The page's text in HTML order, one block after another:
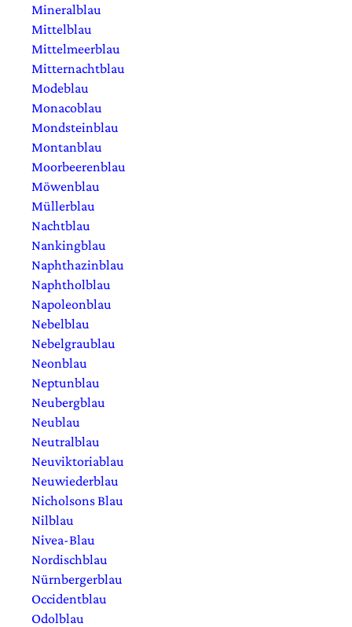
Mineralblau
Mittelblau
Mittelmeerblau
Mitternachtblau
Modeblau
Monacoblau
Mondsteinblau
Montanblau
Moorbeerenblau
Möwenblau
Müllerblau
Nachtblau
Nankingblau
Naphthazinblau
Naphtholblau
Napoleonblau
Nebelblau
Nebelgraublau
Neonblau
Neptunblau
Neubergblau
Neublau
Neutralblau
Neuviktoriablau
Neuwiederblau
Nicholsons Blau
Nilblau
Nivea-Blau
Nordischblau
Nürnbergerblau
Occidentblau
Odolblau